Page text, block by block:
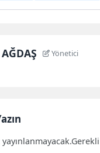
Yönetici